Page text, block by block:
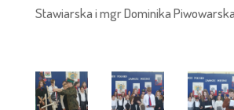
Stawiarska i mgr Dominika